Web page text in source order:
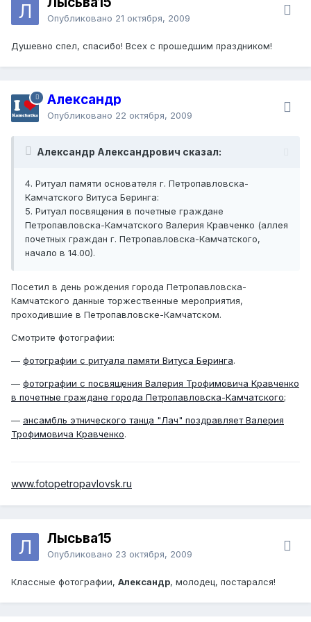
Опубликовано 21 октября, 2009
Душевно спел, спасибо! Всех с прошедшим праздником!
Александр
Опубликовано 22 октября, 2009
Александр Александрович сказал:
4. Ритуал памяти основателя г. Петропавловска-
Камчатского Витуса Беринга:
5. Ритуал посвящения в почетные граждане
Петропавловска-Камчатского Валерия Кравченко (аллея
почетных граждан г. Петропавловска-Камчатского,
начало в 14.00).
Посетил в день рождения города Петропавловска-
Камчатского данные торжественные мероприятия,
проходившие в Петропавловске-Камчатском.
Смотрите фотографии:
— фотографии с ритуала памяти Витуса Беринга.
— фотографии с посвящения Валерия Трофимовича Кравченко
в почетные граждане города Петропавловска-Камчатского;
— ансамбль этнического танца "Лач" поздравляет Валерия
Трофимовича Кравченко.
www.fotopetropavlovsk.ru
Лысьва15
Опубликовано 23 октября, 2009
Классные фотографии, Александр, молодец, постарался!